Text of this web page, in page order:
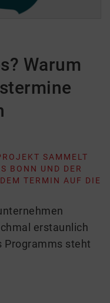
Warum
SAMMELT
BONN UND DER
TERMIN AUF DIE
erstaunlich
Programms steht